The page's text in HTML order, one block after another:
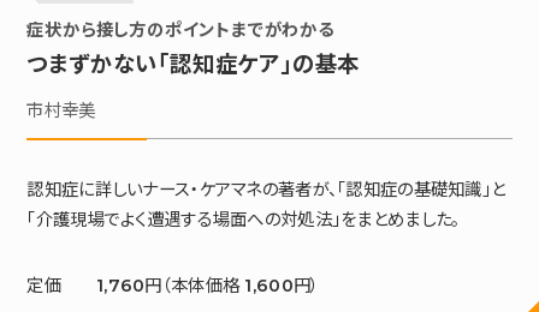
症状から接し方のポイントまでがわかる
つまずかない「認知症ケア」の基本
市村幸美
認知症に詳しいナース・ケアマネの著者が、「認知症の基礎知識」と
「介護現場でよく遭遇する場面への対処法」をまとめました。
定価 1,760円（本体価格 1,600円）